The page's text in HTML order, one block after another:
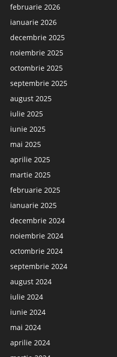
februarie 2026
ianuarie 2026
decembrie 2025
noiembrie 2025
octombrie 2025
septembrie 2025
august 2025
iulie 2025
iunie 2025
mai 2025
aprilie 2025
martie 2025
februarie 2025
ianuarie 2025
decembrie 2024
noiembrie 2024
octombrie 2024
septembrie 2024
august 2024
iulie 2024
iunie 2024
mai 2024
aprilie 2024